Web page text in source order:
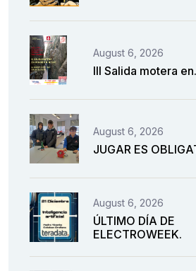
August 6, 2026
III Salida motera en.
August 6, 2026
JUGAR ES
August 6, 2026
ÚLTIMO DÍA DE
ELECTROWEEK.